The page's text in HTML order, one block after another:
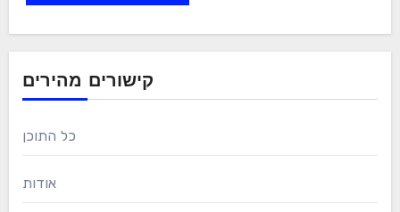
קישורים מהירים
כל התוכן
אודות